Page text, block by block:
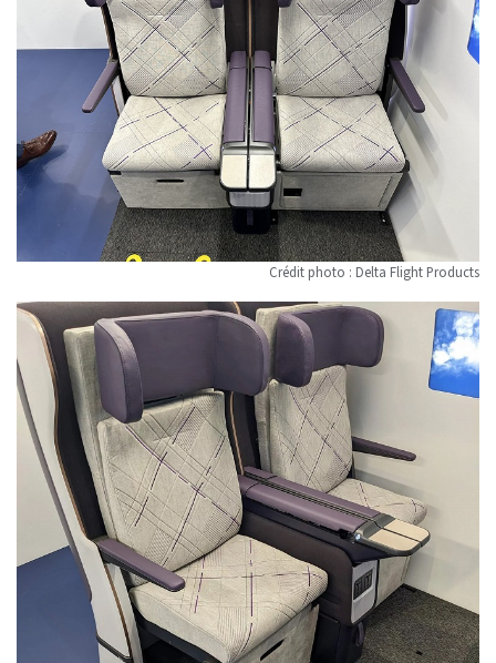
Crédit photo : Delta Flight Products